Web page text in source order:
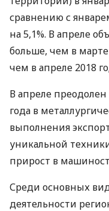
сравнению с
на 5,1%. В апреле
больше, чем в марте
чем в апреле 2018
В апреле преодолен
года в
выполнения
уникальной
прирост в
Среди основных
деятельности